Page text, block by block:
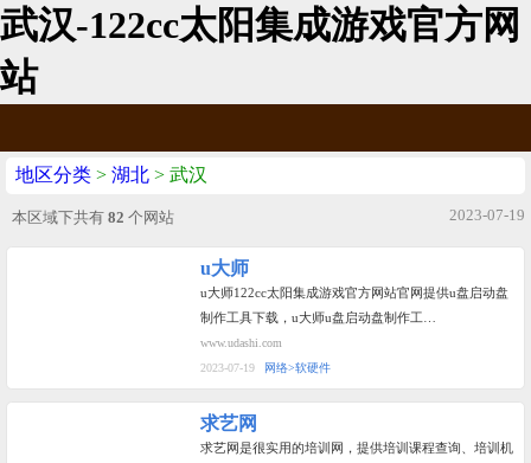
武汉-122cc太阳集成游戏官方网
站
地区分类 > 湖北 > 武汉
本区域下共有 82 个网站 2023-07-19
u大师
u大师122cc太阳集成游戏官方网站官网提供u盘启动盘
制作工具下载，u大师u盘启动盘制作工…
www.udashi.com
2023-07-19
网络>软硬件
求艺网
求艺网是很实用的培训网，提供培训课程查询、培训机